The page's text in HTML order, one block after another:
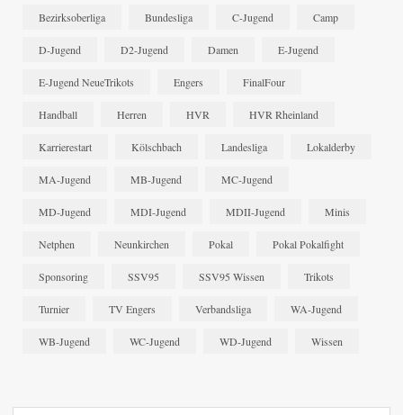
Bezirksoberliga Bundesliga C-Jugend Camp
D-Jugend D2-Jugend Damen E-Jugend
E-Jugend NeueTrikots Engers FinalFour
Handball Herren HVR HVR Rheinland
Karrierestart Kölschbach Landesliga Lokalderby
MA-Jugend MB-Jugend MC-Jugend
MD-Jugend MDI-Jugend MDII-Jugend Minis
Netphen Neunkirchen Pokal Pokal Pokalfight
Sponsoring SSV95 SSV95 Wissen Trikots
Turnier TV Engers Verbandsliga WA-Jugend
WB-Jugend WC-Jugend WD-Jugend Wissen